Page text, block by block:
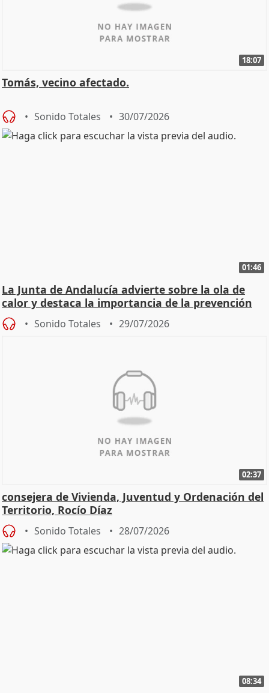
18:07
Tomás, vecino afectado.
Sonido Totales 30/07/2026
01:46
La Junta de Andalucía advierte sobre la ola de
calor y destaca la importancia de la prevención
Sonido Totales 29/07/2026
02:37
consejera de Vivienda, Juventud y Ordenación del
Territorio, Rocío Díaz
Sonido Totales 28/07/2026
08:34